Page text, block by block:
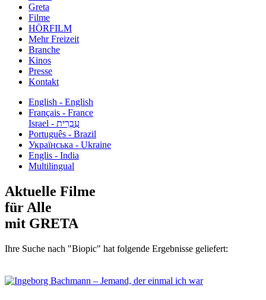
Greta
Filme
HÖRFILM
Mehr Freizeit
Branche
Kinos
Presse
Kontakt
English - English
Français - France
עִבְרִית - Israel
Português - Brazil
Українська - Ukraine
Englis - India
Multilingual
Aktuelle Filme
für Alle
mit GRETA
Ihre Suche nach "Biopic" hat folgende Ergebnisse geliefert: